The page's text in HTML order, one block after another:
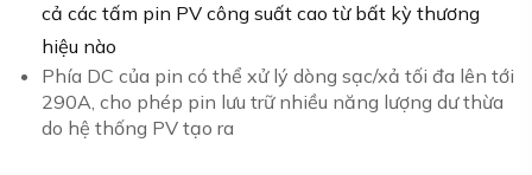
cả các tấm pin PV công suất cao từ bất kỳ thương
hiệu nào
Phía DC của pin có thể xử lý dòng sạc/xả tối đa lên tới
290A, cho phép pin lưu trữ nhiều năng lượng dư thừa
do hệ thống PV tạo ra